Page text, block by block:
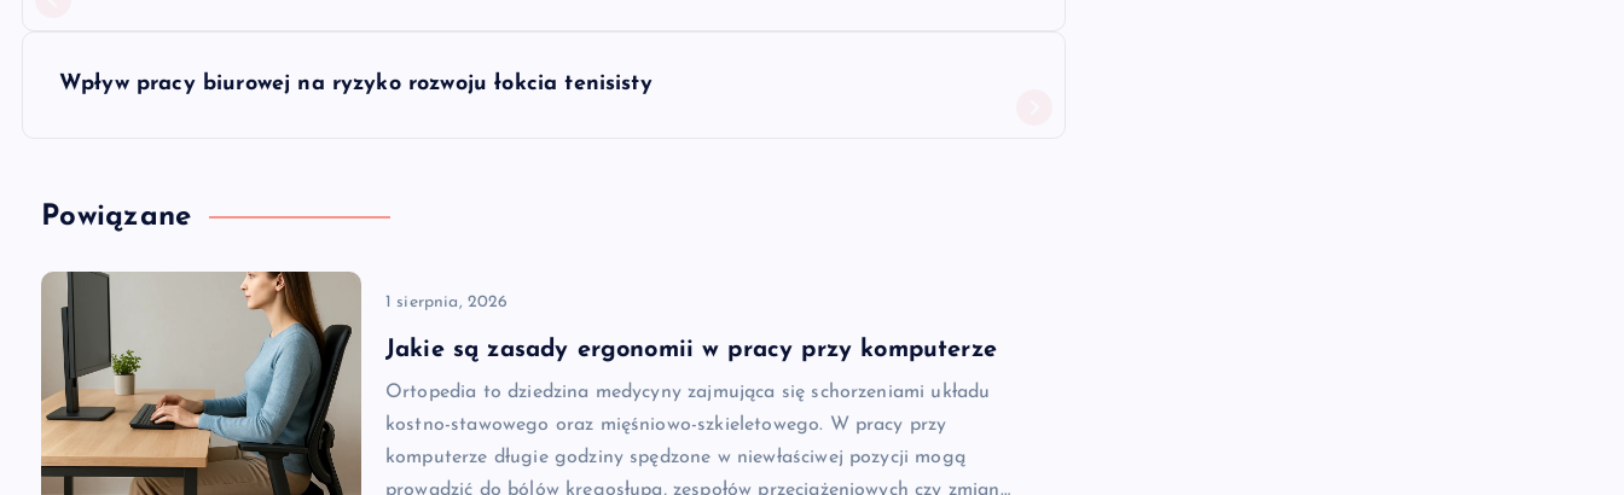
g
a
Wpływ pracy biurowej na ryzyko rozwoju łokcia tenisisty
Powiązane
1 sierpnia, 2026
Jakie są zasady ergonomii w pracy przy komputerze
Ortopedia to dziedzina medycyny zajmująca się schorzeniami układu
kostno-stawowego oraz mięśniowo-szkieletowego. W pracy przy
komputerze długie godziny spędzone w niewłaściwej pozycji mogą
prowadzić do bólów kręgosłupa, zespołów przeciążeniowych czy zmian…